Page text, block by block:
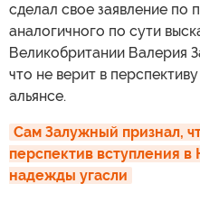
сделал свое заявление
аналогичного по сути
Великобритании Валерия
что не верит в
альянсе.
Сам Залужный признал,
перспектив вступления
надежды угасли